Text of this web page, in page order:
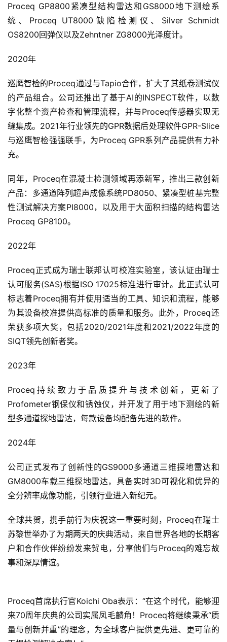
小
程
开
网
站
开
发
e
o
优
化
数
营
销
A
P
P
开
短
视
频
资
分
见
问
题
联
Proceq GP8800紧凑型结构雷达和GS8000地下测绘系
统、Proceq UT8000缺陷检测仪、Silver Schmidt
OS8200回弹仪以及Zehntner ZG8000光泽度计。
2020年
巡鹰智检的Proceq通过与Tapio合作，扩大了其纸卷测试仪
的产品组合。公司还推出了基于AI的INSPECT软件，以数
字化整个资产检查和管理流程，并与Proceq传感器实现无
缝集成。2021年行业领先的GPR数据后处理软件GPR-Slice
与巡鹰智检强强联手，为Proceq GPR系列产品提供有力补
充。
同年，Proceq在混凝土检测领域再添新军，推出三款创新
产品：多通道阵列超声成像系统PD8050、紧凑型桩基完整
性测试解决方案PI8000，以及用于大面积扫描的结构雷达
Proceq GP8100。
2022年
Proceq正式成为瑞士联邦认可校准实验室，该认证由瑞士
认可服务(SAS)根据ISO 17025标准进行审计。此正式认可
标志着Proceq拥有并使用适当的工具、知识和流程，能够
为其设备校准提供高标准的质量和服务。此外，Proceq还
荣获多项大奖，包括2020/2021年度和2021/2022年度的
SIQT领先创新者奖。
2023年
Proceq持续致力于品质提升与技术创新，更新了
Profometer钢保仪和锈蚀仪，并开发了用于地下测绘的新
型多通道探地雷达，每款设备均配备先进的软件。
2024年
公司正式发布了创新性的GS9000多通道三维探地雷达和
GM8000车载三维探地雷达，具备实时3D可视化和优异的
全分辨率成像功能，引领行业进入新纪元。
全球共贺，携手前行为庆祝这一重要时刻，Proceq在瑞士
苏黎世举办了为期两天的庆典活动，来自世界各地的长期客
户和合作伙伴纷纷发来贺电，分享他们与Proceq的难忘故
事和深厚情谊。
Proceq首席执行官Koichi Oba表示：“在这个时代，能够迎
来70周年庆典的公司实属凤毛麟角！Proceq将继续秉承“质
量与创新并重”的理念，为全球客户提供更先进、更可靠的